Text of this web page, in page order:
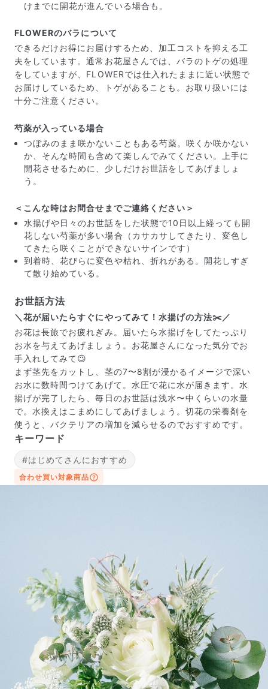
届いたお花に元気がなかったら？
もし届いたお花に「枯れている」「折れている」などの
不備があった場合は、些細なことでもお気軽にサポート
写真と同じものが届く？
商品ページに掲載している写真は、実際にお届けする商
品を撮影したものです。お花は生き物なので、どうして
も色味やサイズ・咲き方に個体差はありますが、できる
だけ写真のイメージに近いものをお届けできるように人
の目でチェックをしています。
Q. 毎月自動でお花が届くサービスですか？
いいえ、毎月自動でお届けするサービスではありません。好
きな時に好きな花をご注文いただけます。
Q. 配送できないエリアはありますか？
ただいま沖縄・離島エリアへの配送には対応しておりませ
ん。ご了承ください。
Q. 配送日時は指定できますか？
お花をベストなタイミングで発送しているため、お届け日の
指定はできません。受け取り時間帯は、発送後にクロネコヤ
マトのアプリから変更可能です。
Q. 注文後にキャンセルできますか？
ご注文後一定時間内であればキャンセル可能です。
けまでに開花が進んでいる場合も。
FLOWERのバラについて
できるだけお得にお届けするため、加工コストを抑える工
夫をしています。通常お花屋さんでは、バラのトゲの処理
をしていますが、FLOWERでは仕入れたままに近い状態で
お届けしているため、トゲがあることも。お取り扱いには
十分ご注意ください。
芍薬が入っている場合
つぼみのまま咲かないこともある芍薬。咲くか咲かない
か、そんな時間も含めて楽しんでみてください。上手に
開花させるために、少しだけお世話をしてあげましょ
う。
＜こんな時はお問合せまでご連絡ください＞
水揚げや日々のお世話をした状態で10日以上経っても開
花しない芍薬が多い場合（カサカサしてきたり、変色し
てきたら咲くことができないサインです）
到着時、花びらに変色や枯れ、折れがある。開花しすぎ
て散り始めている。
お世話方法
＼花が届いたらすぐにやってみて！水揚げの方法✂️／
お花は長旅でお疲れぎみ。届いたら水揚げをしてたっぷり
お水を与えてあげましょう。お花屋さんになった気分でお
手入れしてみて😉
まず茎先をカットし、茎の7〜8割が浸かるイメージで深い
お水に数時間つけてあげて。水圧で花に水が届きます。水
揚げが完了したら、毎日のお世話は浅水〜中くらいの水量
で。水換えはこまめにしてあげましょう。切花の栄養剤を
使うと、バクテリアの増加を減らせるのでおすすめです。
キーワード
#はじめてさんにおすすめ
合わせ買い対象商品